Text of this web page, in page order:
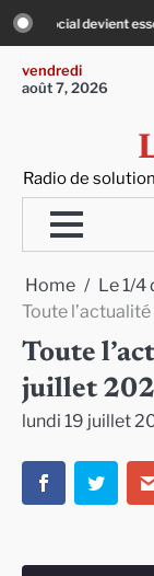
Skip
content
» : des acteurs
vendredi
août 7, 2026
Radio de
Home
Le 1/4
Toute
Toute
juillet
lundi 19 juillet